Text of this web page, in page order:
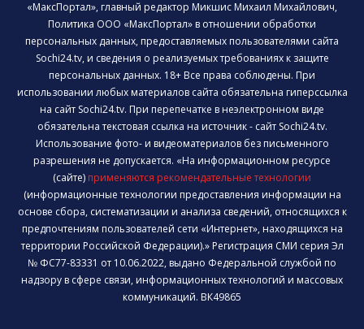
«МаксПортал», главный редактор Микшис Михаил Михайлович,
Политика ООО «МаксПортал» в отношении обработки
персональных данных, предоставляемых пользователями сайта
Sochi24.tv, и сведения о реализуемых требованиях к защите
персональных данных. 18+ Все права соблюдены. При
использовании любых материалов сайта обязательна гиперссылка
на сайт Sochi24.tv. При перепечатке в неэлектронном виде
обязательна текстовая ссылка на источник - сайт Sochi24.tv.
Использование фото- и видеоматериалов без письменного
разрешения не допускается. «На информационном ресурсе
(сайте) применяются рекомендательные технологии
(информационные технологии предоставления информации на
основе сбора, систематизации и анализа сведений, относящихся к
предпочтениям пользователей сети «Интернет», находящихся на
территории Российской Федерации).» Регистрация СМИ серия Эл
№ ФС77-83331 от 10.06.2022, выдано Федеральной службой по
надзору в сфере связи, информационных технологий и массовых
коммуникаций. ВК49865